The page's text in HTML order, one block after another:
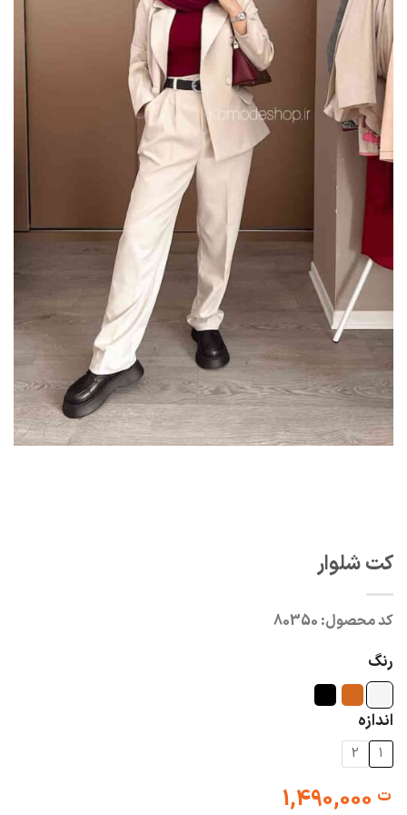
کت شلوار
کد محصول:80350
رنگ
اندازه
2
ت1,490,000